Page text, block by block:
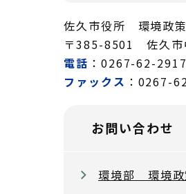
佐久市役所 環境政
〒385-8501 佐久市
電話 ：0267-62-2917
ファックス ：0267-
お問い合わせ
環境部 環境政